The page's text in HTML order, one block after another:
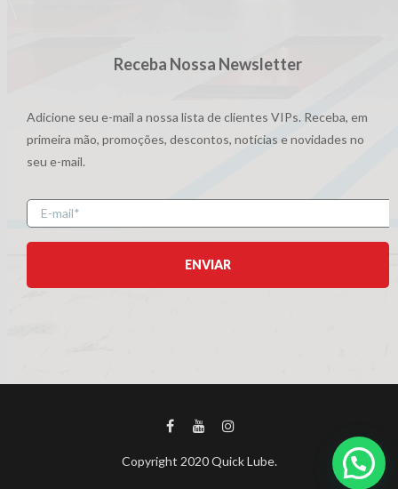
Receba Nossa Newsletter
Adicione seu e-mail a nossa lista de clientes VIPs. Receba, em
primeira mão, promoções, descontos, notícias e novidades no
seu e-mail.
E-
mail
Copyright 2020 Quick Lube.